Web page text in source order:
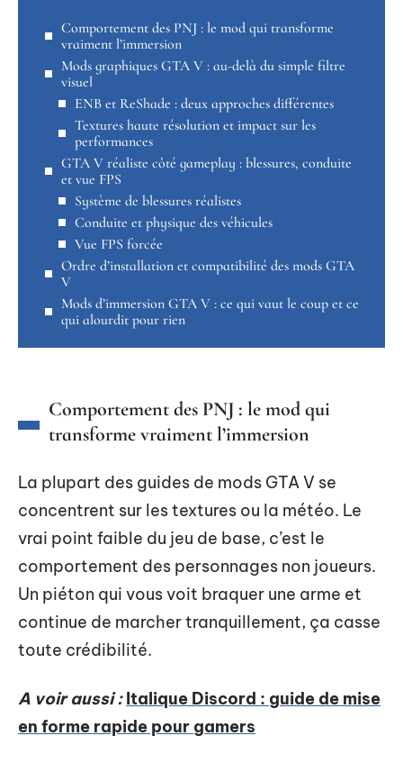
Comportement des PNJ : le mod qui transforme
vraiment l’immersion
Mods graphiques GTA V : au-delà du simple filtre
visuel
ENB et ReShade : deux approches différentes
Textures haute résolution et impact sur les
performances
GTA V réaliste côté gameplay : blessures, conduite
et vue FPS
Système de blessures réalistes
Conduite et physique des véhicules
Vue FPS forcée
Ordre d’installation et compatibilité des mods GTA
V
Mods d’immersion GTA V : ce qui vaut le coup et ce
qui alourdit pour rien
Comportement des PNJ : le mod qui
transforme vraiment l’immersion
La plupart des guides de mods GTA V se
concentrent sur les textures ou la météo. Le
vrai point faible du jeu de base, c’est le
comportement des personnages non joueurs.
Un piéton qui vous voit braquer une arme et
continue de marcher tranquillement, ça casse
toute crédibilité.
A voir aussi : Italique Discord : guide de mise
en forme rapide pour gamers